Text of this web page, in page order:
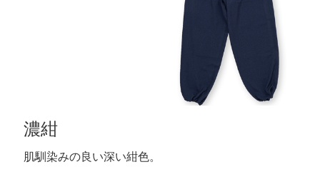
濃紺
肌馴染みの良い深い紺色。